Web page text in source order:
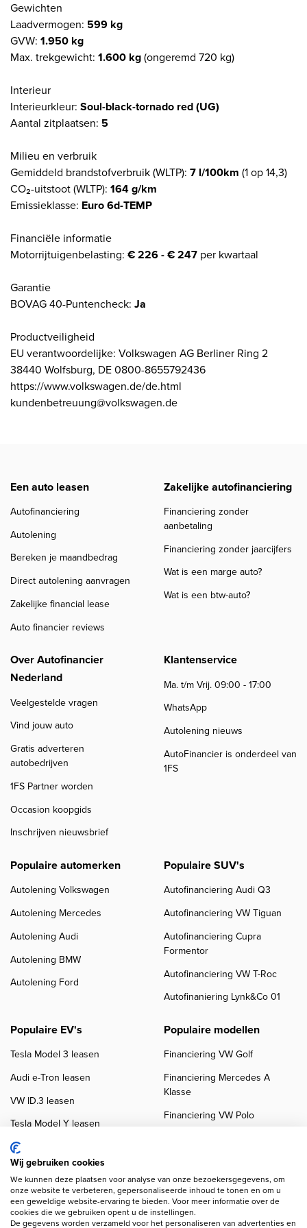
Gewichten
Laadvermogen: 599 kg
GVW: 1.950 kg
Max. trekgewicht: 1.600 kg(ongeremd 720 kg)
Interieur
Interieurkleur: Soul-black-tornado red (UG)
Aantal zitplaatsen: 5
Milieu en verbruik
Gemiddeld brandstofverbruik (WLTP): 7 l/100km (1 op 14,3)
CO₂-uitstoot (WLTP): 164 g/km
Emissieklasse: Euro 6d-TEMP
Financiële informatie
Motorrijtuigenbelasting: € 226 - € 247 per kwartaal
Garantie
BOVAG 40-Puntencheck: Ja
Productveiligheid
EU verantwoordelijke: Volkswagen AG Berliner Ring 2
38440 Wolfsburg, DE 0800-8655792436
https://www.volkswagen.de/de.html
kundenbetreuung@volkswagen.de
Een auto leasen
Autofinanciering
Autolening
Bereken je maandbedrag
Direct autolening aanvragen
Zakelijke financial lease
Auto financier reviews
Zakelijke autofinanciering
Financiering zonder
aanbetaling
Financiering zonder jaarcijfers
Wat is een marge auto?
Wat is een btw-auto?
Over Autofinancier
Nederland
Veelgestelde vragen
Vind jouw auto
Gratis adverteren
autobedrijven
1FS Partner worden
Occasion koopgids
Inschrijven nieuwsbrief
Klantenservice
Ma. t/m Vrij. 09:00 - 17:00
WhatsApp
Autolening nieuws
AutoFinancier is onderdeel van
1FS
Populaire automerken
Autolening Volkswagen
Autolening Mercedes
Autolening Audi
Autolening BMW
Autolening Ford
Populaire SUV's
Autofinanciering Audi Q3
Autofinanciering VW Tiguan
Autofinanciering Cupra
Formentor
Autofinanciering VW T-Roc
Autofinaniering Lynk&Co 01
Populaire EV's
Tesla Model 3 leasen
Audi e-Tron leasen
VW ID.3 leasen
Tesla Model Y leasen
VW ID.4 leasen
Populaire modellen
Financiering VW Golf
Financiering Mercedes A
Klasse
Financiering VW Polo
Wij gebruiken cookies
We kunnen deze plaatsen voor analyse van onze bezoekersgegevens, om
onze website te verbeteren, gepersonaliseerde inhoud te tonen en om u
een geweldige website-ervaring te bieden. Voor meer informatie over de
cookies die we gebruiken opent u de instellingen.
De gegevens worden verzameld voor het personaliseren van advertenties en